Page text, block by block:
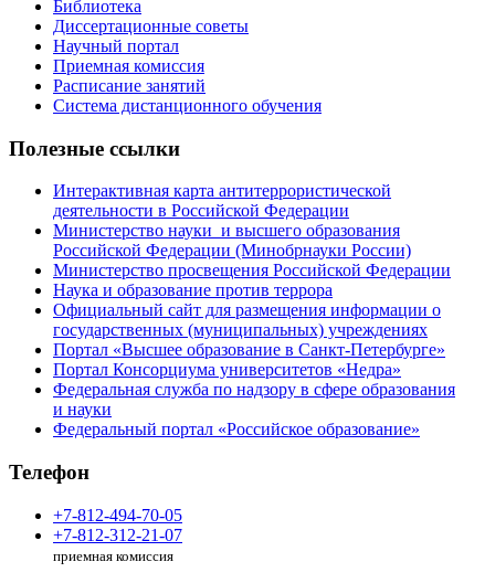
Библиотека
Диссертационные советы
Научный портал
Приемная комиссия
Расписание занятий
Система дистанционного обучения
Полезные ссылки
Интерактивная карта антитеррористической
деятельности в Российской Федерации
Министерство науки и высшего образования
Российской Федерации (Минобрнауки России)
Министерство просвещения Российской Федерации
Наука и образование против террора
Официальный сайт для размещения информации о
государственных (муниципальных) учреждениях
Портал «Высшее образование в Санкт-Петербурге»
Портал Консорциума университетов «Недра»
Федеральная служба по надзору в сфере образования
и науки
Федеральный портал «Российское образование»
Телефон
+7-812-494-70-05
+7-812-312-21-07
приемная комиссия